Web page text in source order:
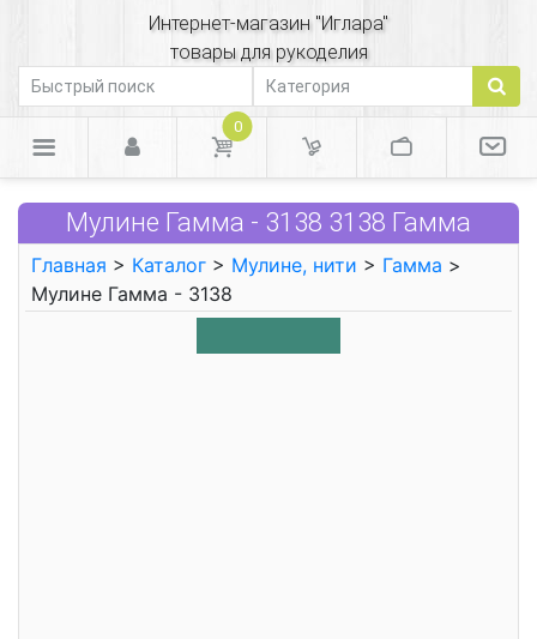
Интернет-магазин "Иглара"
товары для рукоделия
0
Мулине Гамма - 3138 3138 Гамма
Главная > Каталог > Мулине, нити > Гамма >
Мулине Гамма - 3138